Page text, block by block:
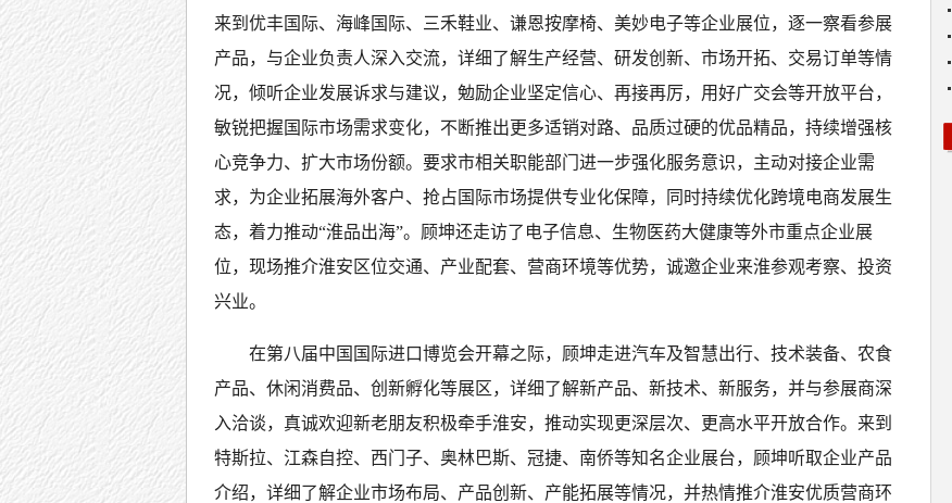
来到优丰国际、海峰国际、三禾鞋业、谦恩按摩椅、美妙电子等企业展位，逐一察看参展
产品，与企业负责人深入交流，详细了解生产经营、研发创新、市场开拓、交易订单等情
况，倾听企业发展诉求与建议，勉励企业坚定信心、再接再厉，用好广交会等开放平台，
敏锐把握国际市场需求变化，不断推出更多适销对路、品质过硬的优品精品，持续增强核
心竞争力、扩大市场份额。要求市相关职能部门进一步强化服务意识，主动对接企业需
求，为企业拓展海外客户、抢占国际市场提供专业化保障，同时持续优化跨境电商发展生
态，着力推动“淮品出海”。顾坤还走访了电子信息、生物医药大健康等外市重点企业展
位，现场推介淮安区位交通、产业配套、营商环境等优势，诚邀企业来淮参观考察、投资
兴业。
在第八届中国国际进口博览会开幕之际，顾坤走进汽车及智慧出行、技术装备、农食
产品、休闲消费品、创新孵化等展区，详细了解新产品、新技术、新服务，并与参展商深
入洽谈，真诚欢迎新老朋友积极牵手淮安，推动实现更深层次、更高水平开放合作。来到
特斯拉、江森自控、西门子、奥林巴斯、冠捷、南侨等知名企业展台，顾坤听取企业产品
介绍，详细了解企业市场布局、产品创新、产能拓展等情况，并热情推介淮安优质营商环